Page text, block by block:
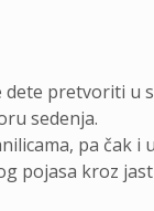
dete pretvoriti u
sedenja.
pa čak i
pojasa kroz